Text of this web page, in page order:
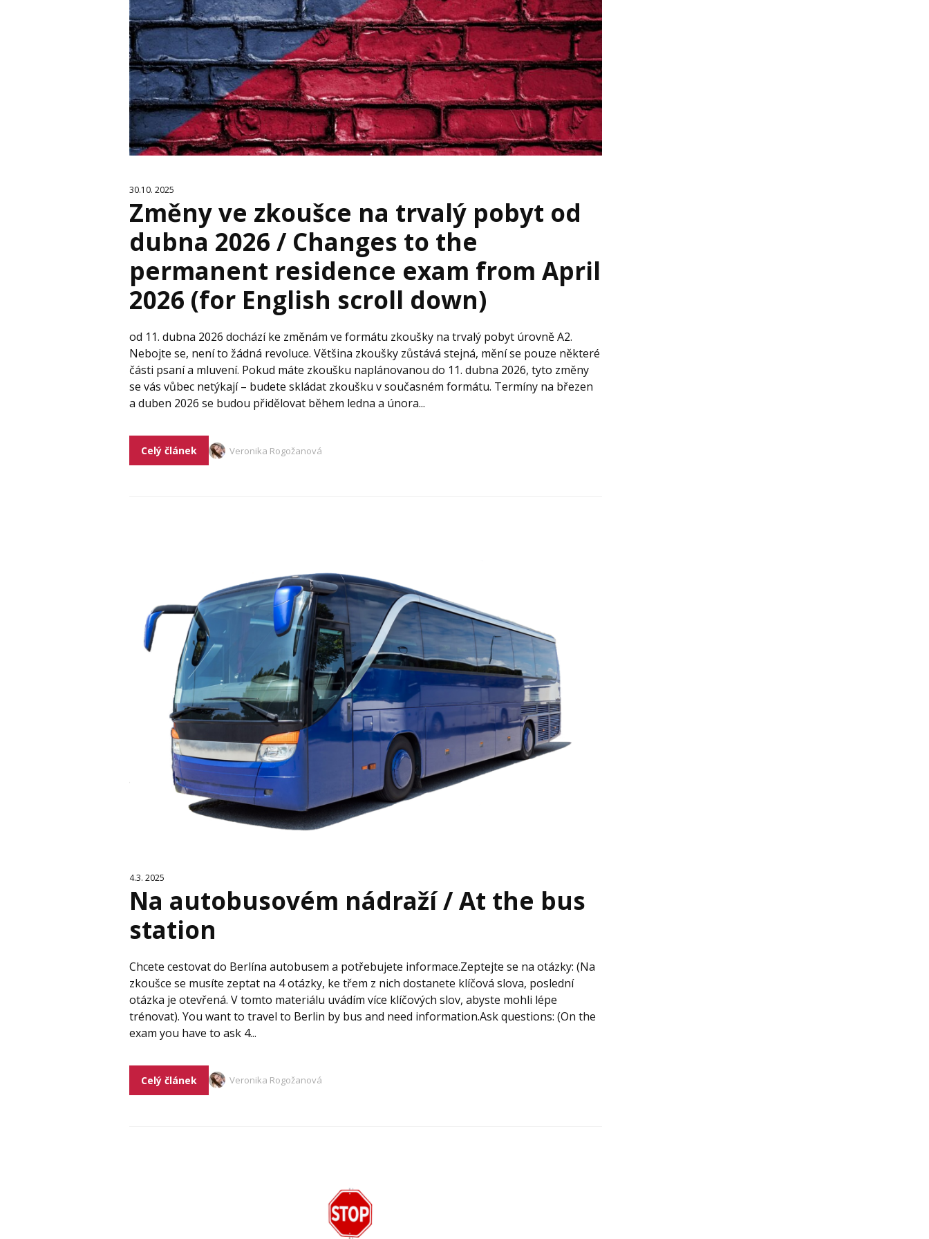
30.10. 2025
Změny ve zkoušce na trvalý pobyt od
dubna 2026 / Changes to the
permanent residence exam from April
2026 (for English scroll down)
od 11. dubna 2026 dochází ke změnám ve formátu zkoušky na trvalý pobyt úrovně A2.
Nebojte se, není to žádná revoluce. Většina zkoušky zůstává stejná, mění se pouze některé
části psaní a mluvení. Pokud máte zkoušku naplánovanou do 11. dubna 2026, tyto změny
se vás vůbec netýkají – budete skládat zkoušku v současném formátu. Termíny na březen
a duben 2026 se budou přidělovat během ledna a února...
Celý článek Veronika Rogožanová
4.3. 2025
Na autobusovém nádraží / At the bus
station
Chcete cestovat do Berlína autobusem a potřebujete informace.Zeptejte se na otázky: (Na
zkoušce se musíte zeptat na 4 otázky, ke třem z nich dostanete klíčová slova, poslední
otázka je otevřená. V tomto materiálu uvádím více klíčových slov, abyste mohli lépe
trénovat). You want to travel to Berlin by bus and need information.Ask questions: (On the
exam you have to ask 4...
Celý článek Veronika Rogožanová